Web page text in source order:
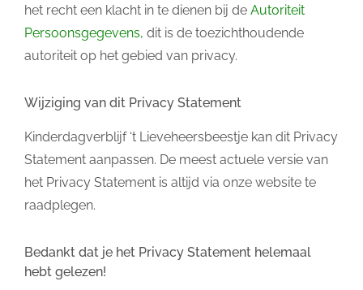
het recht een klacht in te dienen bij de Autoriteit
Persoonsgegevens, dit is de toezichthoudende
autoriteit op het gebied van privacy.
Wijziging van dit Privacy Statement
Kinderdagverblijf ‘t Lieveheersbeestje kan dit Privacy
Statement aanpassen. De meest actuele versie van
het Privacy Statement is altijd via onze website te
raadplegen.
Bedankt dat je het Privacy Statement helemaal
hebt gelezen!